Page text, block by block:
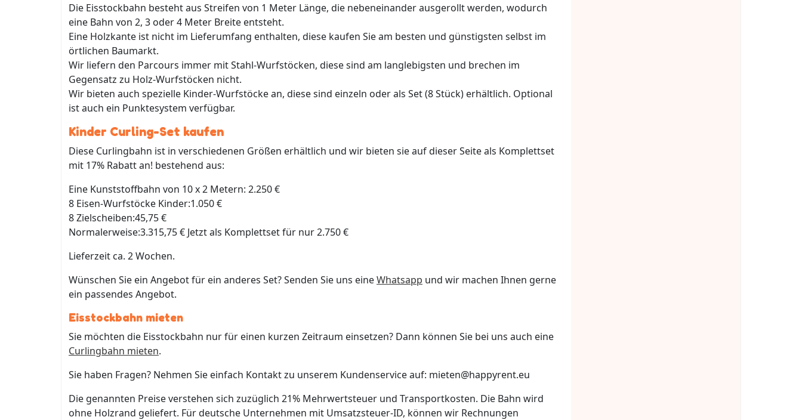
Die Eisstockbahn besteht aus Streifen von 1 Meter Länge, die nebeneinander ausgerollt werden, wodurch
eine Bahn von 2, 3 oder 4 Meter Breite entsteht.
Eine Holzkante ist nicht im Lieferumfang enthalten, diese kaufen Sie am besten und günstigsten selbst im
örtlichen Baumarkt.
Wir liefern den Parcours immer mit Stahl-Wurfstöcken, diese sind am langlebigsten und brechen im
Gegensatz zu Holz-Wurfstöcken nicht.
Wir bieten auch spezielle Kinder-Wurfstöcke an, diese sind einzeln oder als Set (8 Stück) erhältlich. Optional
ist auch ein Punktesystem verfügbar.
Kinder Curling-Set kaufen
Diese Curlingbahn ist in verschiedenen Größen erhältlich und wir bieten sie auf dieser Seite als Komplettset
mit 17% Rabatt an! bestehend aus:
Eine Kunststoffbahn von 10 x 2 Metern: 2.250 €
8 Eisen-Wurfstöcke Kinder:1.050 €
8 Zielscheiben:45,75 €
Normalerweise:3.315,75 € Jetzt als Komplettset für nur 2.750 €
Lieferzeit ca. 2 Wochen.
Wünschen Sie ein Angebot für ein anderes Set? Senden Sie uns eineWhatsapp und wir machen Ihnen gerne
ein passendes Angebot.
Eisstockbahn mieten
Sie möchten die Eisstockbahn nur für einen kurzen Zeitraum einsetzen? Dann können Sie bei uns auch eine
Curlingbahn mieten.
Sie haben Fragen? Nehmen Sie einfach Kontakt zu unserem Kundenservice auf: mieten@happyrent.eu
Die genannten Preise verstehen sich zuzüglich 21% Mehrwertsteuer und Transportkosten. Die Bahn wird
ohne Holzrand geliefert. Für deutsche Unternehmen mit Umsatzsteuer-ID, können wir Rechnungen